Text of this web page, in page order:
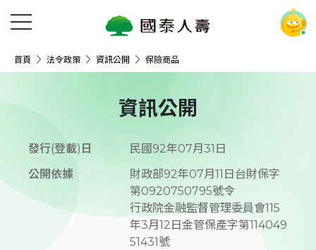
首頁 法令政策 資訊公開 保險商品
資訊公開
發行(登載)日
民國92年07月31日
公開依據
財政部92年07月11日台財保字
第0920750795號令
行政院金融監督管理委員會115
年3月12日金管保產字第114049
51431號